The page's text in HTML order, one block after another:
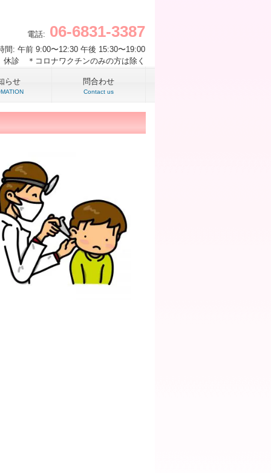
電話: 06-6831-3387
間: 午前 9:00〜12:30 午後 15:30〜19:00
診 ＊コロナワクチンのみの方は除く
らせ 問合わせ
Contact us